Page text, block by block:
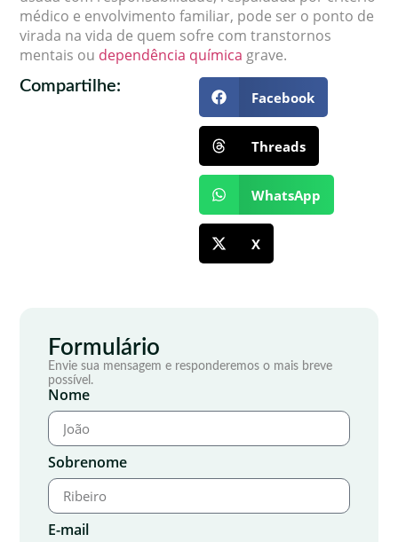
médico e envolvimento familiar, pode ser o ponto de
virada na vida de quem sofre com transtornos
mentais ou dependência química grave.
Compartilhe:
Facebook
Threads
WhatsApp
X
Formulário
Envie sua mensagem e responderemos o mais breve
possível.
Nome
Sobrenome
E-mail